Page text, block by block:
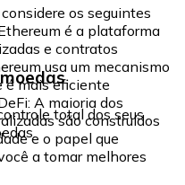
os seguintes
é a plataforma
e contratos
usa um mecanismo
é mais eficiente
A maioria dos
são construídos
e o papel que
a tomar melhores
total dos seus